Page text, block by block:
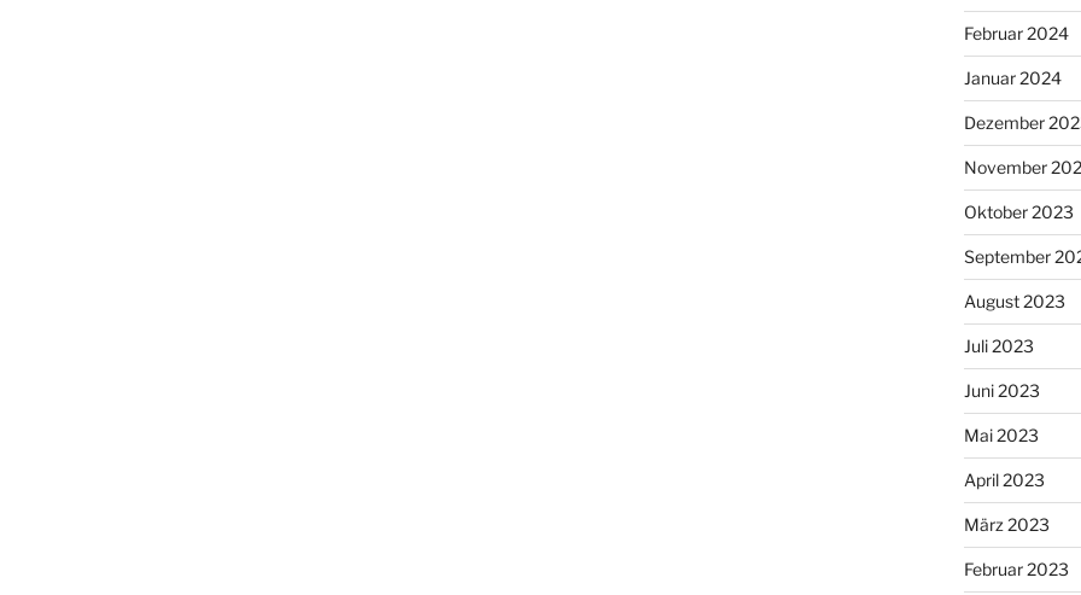
Februar 2024
Januar 2024
Dezember
November
Oktober 2023
September
August 2023
Juli 2023
Juni 2023
Mai 2023
April 2023
März 2023
Februar 2023